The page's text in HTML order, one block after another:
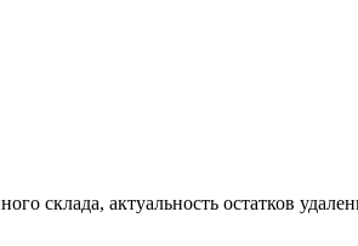
склада, актуальность остатков